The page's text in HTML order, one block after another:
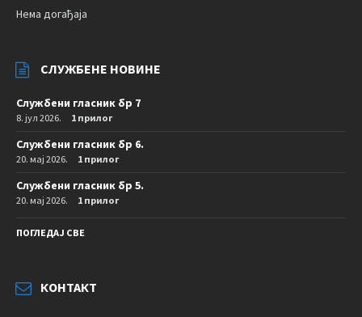
Нема догађаја
СЛУЖБЕНЕ НОВИНЕ
Службени гласник бр 7
8. јул 2026. 1 прилог
Службени гласник бр 6.
20. мај 2026. 1 прилог
Службени гласник бр 5.
20. мај 2026. 1 прилог
ПОГЛЕДАЈ СВЕ
КОНТАКТ